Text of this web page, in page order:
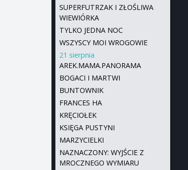
SUPERFUTRZAK I ZŁOŚLIWA
WIEWIÓRKA
TYLKO JEDNA NOC
WSZYSCY MOI WROGOWIE
21 sierpnia
AREK.MAMA.PANORAMA
BOGACI I MARTWI
BUNTOWNIK
FRANCES HA
KRĘCIOŁEK
KSIĘGA PUSTYNI
MARZYCIELKI
NAZNACZONY: WYJŚCIE Z
MROCZNEGO WYMIARU